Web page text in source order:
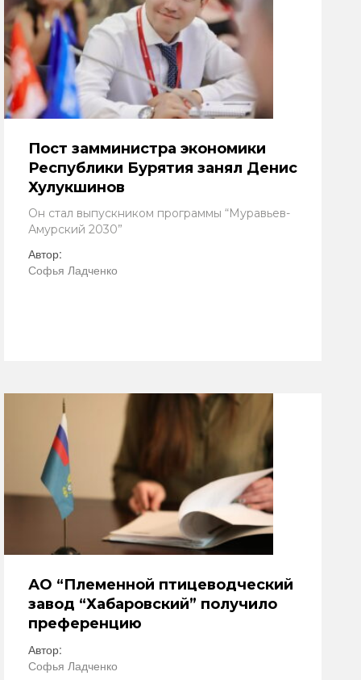
Пост замминистра экономики
Республики Бурятия занял Денис
Хулукшинов
Он стал выпускником программы “Муравьев-
Амурский 2030”
Автор:
Софья Ладченко
АО “Племенной птицеводческий
завод “Хабаровский” получило
преференцию
Автор:
Софья Ладченко